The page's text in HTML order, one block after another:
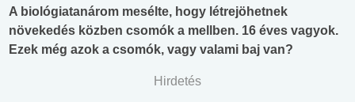
A biológiatanárom mesélte, hogy létrejöhetnek
növekedés közben csomók a mellben. 16 éves vagyok.
Ezek még azok a csomók, vagy valami baj van?
Hirdetés